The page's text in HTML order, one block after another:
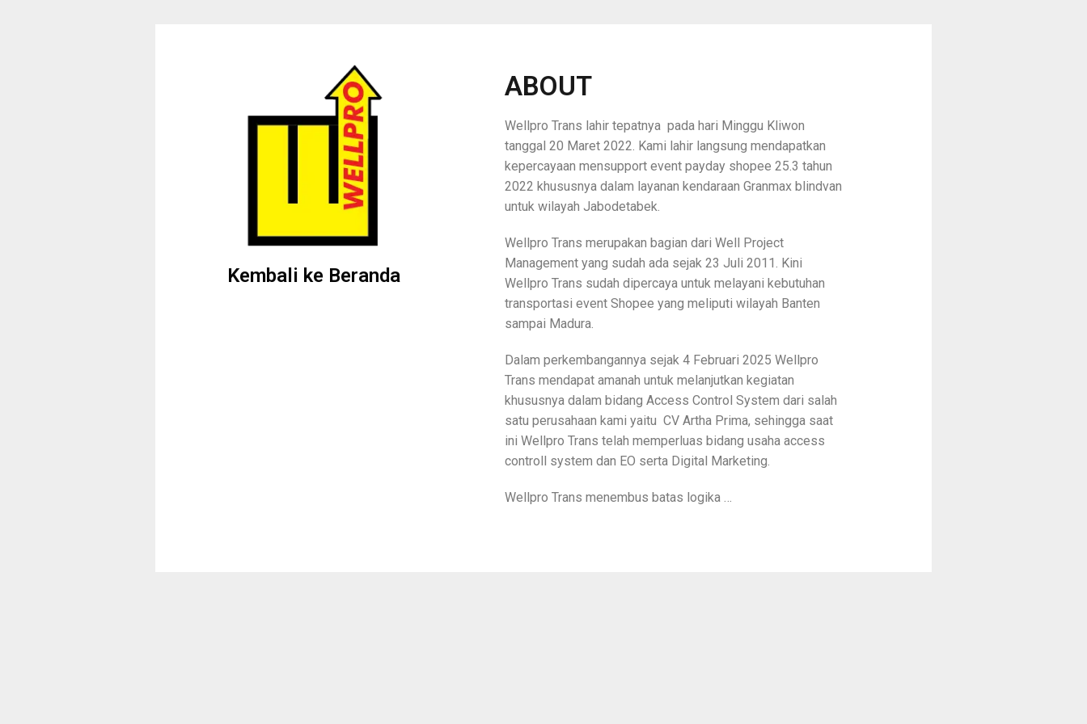
Kembali ke Beranda
ABOUT
Wellpro Trans lahir tepatnya pada hari Minggu Kliwon
tanggal 20 Maret 2022. Kami lahir langsung mendapatkan
kepercayaan mensupport event payday shopee 25.3 tahun
2022 khususnya dalam layanan kendaraan Granmax blindvan
untuk wilayah Jabodetabek.
Wellpro Trans merupakan bagian dari Well Project
Management yang sudah ada sejak 23 Juli 2011. Kini
Wellpro Trans sudah dipercaya untuk melayani kebutuhan
transportasi event Shopee yang meliputi wilayah Banten
sampai Madura.
Dalam perkembangannya sejak 4 Februari 2025 Wellpro
Trans mendapat amanah untuk melanjutkan kegiatan
khususnya dalam bidang Access Control System dari salah
satu perusahaan kami yaitu CV Artha Prima, sehingga saat
ini Wellpro Trans telah memperluas bidang usaha access
controll system dan EO serta Digital Marketing.
Wellpro Trans menembus batas logika …